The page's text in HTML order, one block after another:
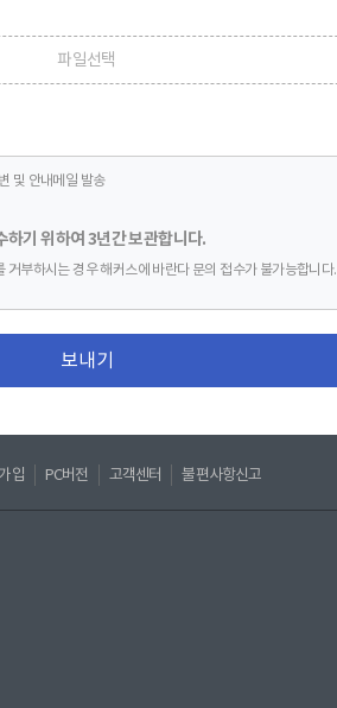
파일선택
및 안내메일 발송
기 위하여 3년간 보관합니다.
부하시는 경우 해커스에 바란다 문의 접수가 불가능합니다.
보내기
입 PC버전 고객센터 불편사항신고